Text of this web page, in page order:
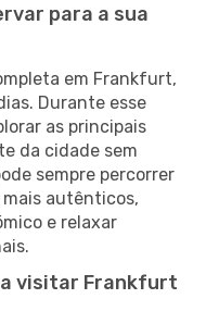
para a sua
em Frankfurt,
Durante esse
as principais
da cidade sem
sempre percorrer
autênticos,
e relaxar
visitar Frankfurt